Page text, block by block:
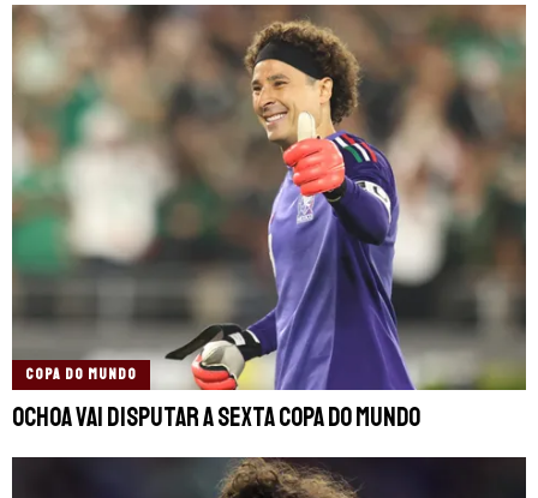
COPA DO MUNDO
Ochoa vai disputar a sexta Copa do Mundo